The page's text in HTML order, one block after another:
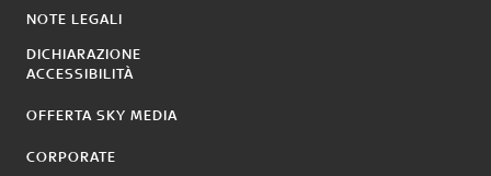
NOTE LEGALI
DICHIARAZIONE
ACCESSIBILITÀ
OFFERTA SKY MEDIA
CORPORATE